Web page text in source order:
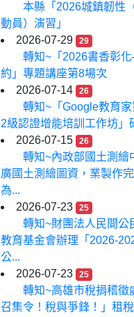
本縣「2026城鎮韌性
動員）演習」
2026-07-29
29
轉知~「2026書香彰
約」專題講座第8場次
2026-07-14
26
轉知~「Google教育
2級認證增能培訓工作坊」
2026-07-15
26
轉知~內政部國土測繪
廣國土測繪圖資，業製作
為...
2026-07-23
25
轉知~財團法人民間公
教育基金會辦理「2026-
公...
2026-07-23
25
轉知~高雄市稅捐稽徵
召集令！稅與爭鋒！」租